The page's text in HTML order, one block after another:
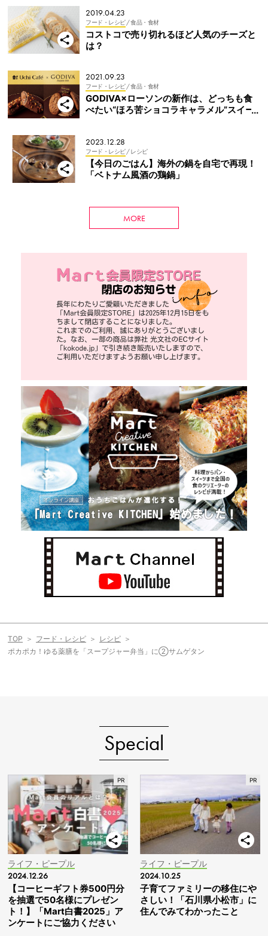
2019.04.23
フード・レシピ/ 食品・食材
コストコで売り切れるほど人気のチーズと
は？
2021.09.23
フード・レシピ/ 食品・食材
GODIVA×ローソンの新作は、どっちも食
べたい“ほろ苦ショコラキャラメル”スイー
2023.12.28
フード・レシピ/ レシピ
【今日のごはん】海外の鍋を自宅で再現！
「ベトナム風酒の鶏鍋」
MORE
TOP フード・レシピ
レシピ
ポカポカ！ゆる薬膳を「スープジャー弁当」に②サムゲタン
Special
ライフ・ピープル
2024.12.26
【コーヒーギフト券500円分
を抽選で50名様にプレゼン
ト！】「Mart白書2025」ア
ンケートにご協力ください
ライフ・ピープル
2024.10.25
子育てファミリーの移住にや
さしい！「石川県小松市」に
住んでみてわかったこと